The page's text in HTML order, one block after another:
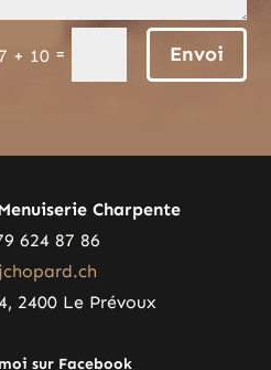
+ 10= Envoi
Charpente
624 87 86
2400 Le Prévoux
sur Facebook